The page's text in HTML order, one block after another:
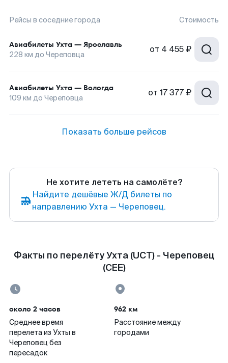
Рейсы в соседние города Стоимость
Авиабилеты Ухта — Ярославль
228 км до Череповца от 4 455 ₽
Авиабилеты Ухта — Вологда
109 км до Череповца от 17 377 ₽
Показать больше рейсов
Не хотите лететь на самолёте?
Найдите дешёвые Ж/Д билеты по
направлению Ухта — Череповец.
Факты по перелёту Ухта (UCT) - Череповец
(CEE)
около 2 часов
Среднее время
перелета из Ухты в
Череповец без
пересадок
962 км
Расстояние между
городами